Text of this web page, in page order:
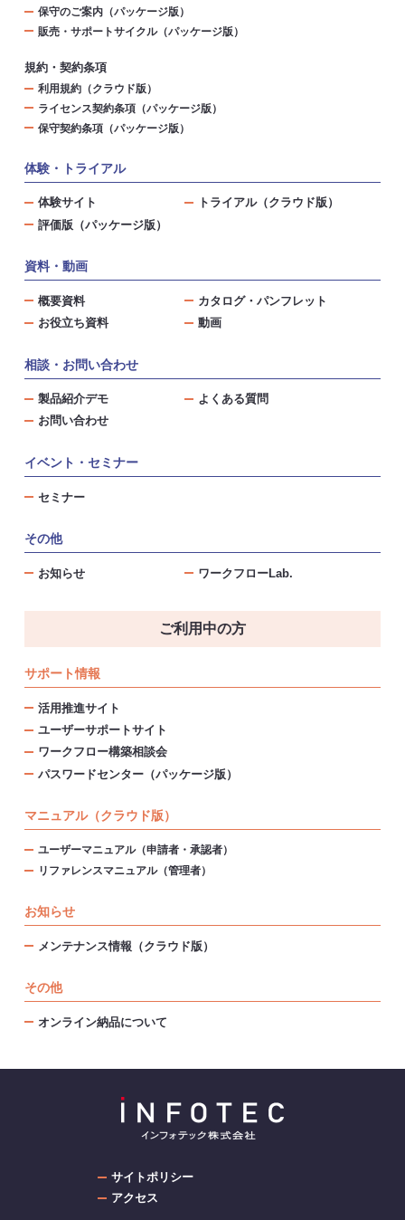
保守のご案内（パッケージ版）
販売・サポートサイクル（パッケージ版）
規約・契約条項
利用規約（クラウド版）
ライセンス契約条項（パッケージ版）
保守契約条項（パッケージ版）
体験・トライアル
体験サイト
トライアル（クラウド版）
評価版（パッケージ版）
資料・動画
概要資料
カタログ・パンフレット
お役立ち資料
動画
相談・お問い合わせ
製品紹介デモ
よくある質問
お問い合わせ
イベント・セミナー
セミナー
その他
お知らせ ワークフローLab.
ご利用中の方
サポート情報
活用推進サイト
ユーザーサポートサイト
ワークフロー構築相談会
パスワードセンター（パッケージ版）
マニュアル（クラウド版）
ユーザーマニュアル（申請者・承認者）
リファレンスマニュアル（管理者）
お知らせ
メンテナンス情報（クラウド版）
その他
オンライン納品について
サイトポリシー
アクセス